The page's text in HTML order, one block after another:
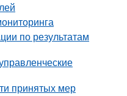
по результатам
принятых мер